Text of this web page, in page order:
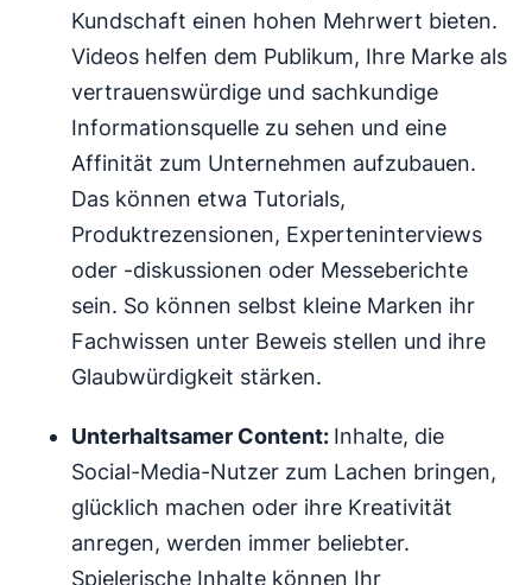
Kundschaft einen hohen Mehrwert bieten.
Videos helfen dem Publikum, Ihre Marke als
vertrauenswürdige und sachkundige
Informationsquelle zu sehen und eine
Affinität zum Unternehmen aufzubauen.
Das können etwa Tutorials,
Produktrezensionen, Experteninterviews
oder -diskussionen oder Messeberichte
sein. So können selbst kleine Marken ihr
Fachwissen unter Beweis stellen und ihre
Glaubwürdigkeit stärken.
Unterhaltsamer Content: Inhalte, die
Social-Media-Nutzer zum Lachen bringen,
glücklich machen oder ihre Kreativität
anregen, werden immer beliebter.
Spielerische Inhalte können Ihr